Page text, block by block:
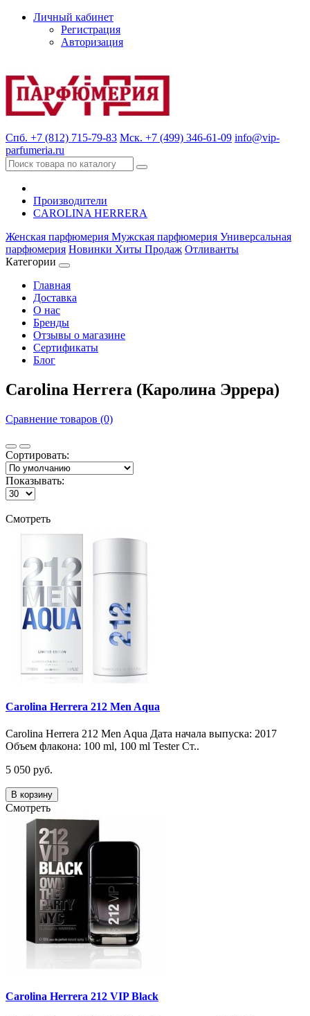
Личный кабинет
Регистрация
Авторизация
Спб. +7 (812) 715-79-83 Мск. +7 (499) 346-61-09 info@vip-
parfumeria.ru
Производители
CAROLINA HERRERA
Женская парфюмерия Мужская парфюмерия Универсальная
парфюмерия Новинки Хиты Продаж Отливанты
Категории
Главная
Доставка
О нас
Бренды
Отзывы о магазине
Сертификаты
Блог
Carolina Herrera (Каролина Эррера)
Сравнение товаров (0)
Сортировать:
Показывать:
Смотреть
Carolina Herrera 212 Men Aqua
Carolina Herrera 212 Men Aqua Дата начала выпуска: 2017
Объем флакона: 100 ml, 100 ml Tester Ст..
5 050 руб.
В корзину
Смотреть
Carolina Herrera 212 VIP Black